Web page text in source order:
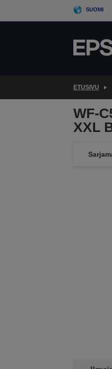
SUOMI
ETUSIVU
WF-
XXL